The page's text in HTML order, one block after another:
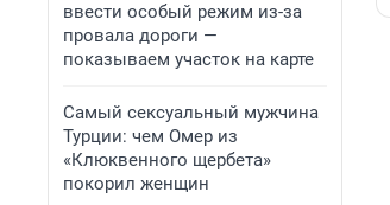
ввести особый режим из-за
провала дороги —
показываем участок на карте
Самый сексуальный мужчина
Турции: чем Омер из
«Клюквенного щербета»
покорил женщин